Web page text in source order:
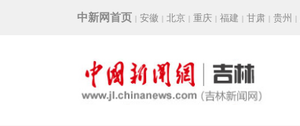
中新网首页 | 安徽 | 北京 | 重庆 | 福建 | 甘肃 | 贵州 |